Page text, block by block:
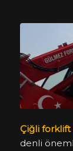
Çiğli forklift
denli